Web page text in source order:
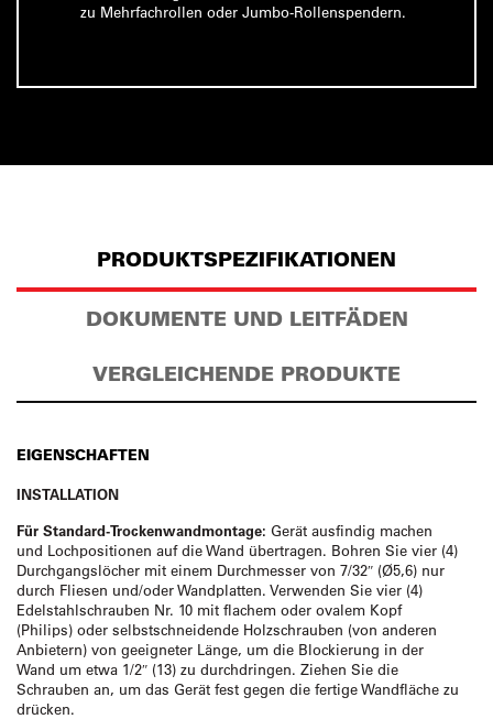
zu Mehrfachrollen oder Jumbo-Rollenspendern.
PRODUKTSPEZIFIKATIONEN
DOKUMENTE UND LEITFÄDEN
VERGLEICHENDE PRODUKTE
EIGENSCHAFTEN
INSTALLATION
Für Standard-Trockenwandmontage: Gerät ausfindig machen
und Lochpositionen auf die Wand übertragen. Bohren Sie vier (4)
Durchgangslöcher mit einem Durchmesser von 7/32″ (Ø5,6) nur
durch Fliesen und/oder Wandplatten. Verwenden Sie vier (4)
Edelstahlschrauben Nr. 10 mit flachem oder ovalem Kopf
(Philips) oder selbstschneidende Holzschrauben (von anderen
Anbietern) von geeigneter Länge, um die Blockierung in der
Wand um etwa 1/2″ (13) zu durchdringen. Ziehen Sie die
Schrauben an, um das Gerät fest gegen die fertige Wandfläche zu
drücken.